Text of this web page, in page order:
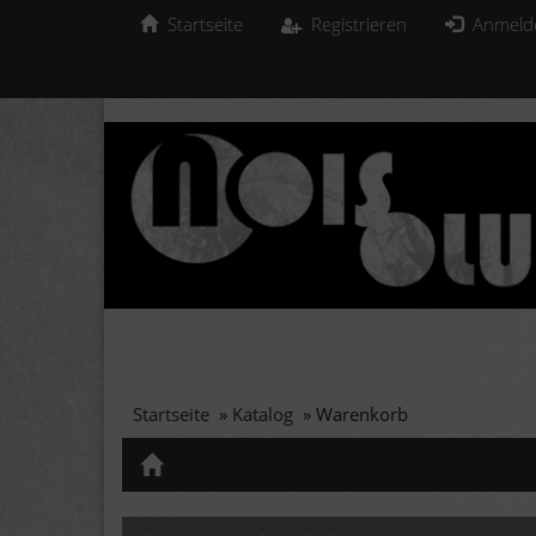
Startseite Registrieren
Startseite » Katalog » Warenkorb